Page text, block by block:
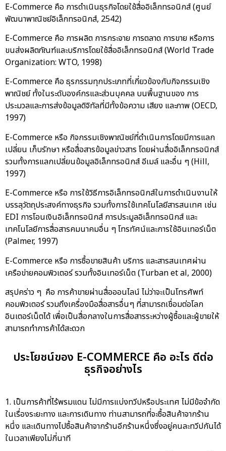
E-Commerce คือ การดำเนินธุรกิจโดยใช้สื่ออิเล็กทรอนิกส์ (ศูนย์
พัฒนาพาณิชย์อิเล็กทรอนิกส์, 2542)
E-Commerce คือ การผลิต การกระจาย การตลาด การขาย หรือการ
ขนส่งผลิตภัณฑ์และบริการโดยใช้สื่ออิเล็กทรอนิกส์ (World Trade
Organization: WTO, 1998)
E-Commerce คือ ธุรกรรมทุกประเภทที่เกี่ยวข้องกับกิจกรรมเชิง
พาณิชย์ ทั้งในระดับองค์กรและส่วนบุคคล บนพื้นฐานของ การ
ประมวลและการส่งข้อมูลดิจิทัลที่มีทั้งข้อความ เสียง และภาพ (OECD,
1997)
E-Commerce หรือ กิจกรรมเชิงพาณิชย์ที่ดำเนินการโดยมีการแลก
เปลี่ยน เก็บรักษา หรือสื่อสารข้อมูลข่าวสาร โดยผ่านสื่ออิเล็กทรอนิกส์
รวมทั้งการแลกเปลี่ยนข้อมูลอิเล็กทรอนิกส์ อีเมล์ และอื่น ๆ (Hill,
1997)
E-Commerce หรือ การใช้วิธีการอิเล็กทรอนิกส์ในการดำเนินงานให้
บรรลุวัตถุประสงค์ทางธุรกิจ รวมทั้งการใช้เทคโนโลยีสารสนเทศ เช่น
EDI การโอนเงินอิเล็กทรอนิกส์ การประมูลอิเล็กทรอนิกส์ และ
เทคโนโลยีการสื่อสารคมนาคมอื่น ๆ โทรทัศน์และการใช้อินเทอร์เน็ต
(Palmer, 1997)
E-Commerce หรือ การซื้อขายสินค้า บริการ และสารสนเทศผ่าน
เครือข่ายคอมพิวเตอร์ รวมทั้งอินเทอร์เน็ต (Turban et al, 2000)
สรุปคร่าว ๆ คือ การค้าขายผ่านสื่อออนไลน์ ไม่ว่าจะเป็นโทรศัพท์
คอมพิวเตอร์ รวมถึงเครื่องมือสื่อสารอื่นๆ ที่สามารถเชื่อมต่อโลก
อินเตอร์เน็ตได้ เพื่อเป็นสื่อกลางในการสื่อสารระหว่างผู้ซื้อและผู้ขายให้
สามารถทำการค้าได้สะดวก
ประโยชน์ของ E-COMMERCE คือ อะไร ดีต่อ
ธุรกิจอย่างไร
1. เป็นการค้าที่ไร้พรมแดน ไม่มีการแบ่งทวีปหรือประเทศ ไม่มีข้อจำกัด
ในเรื่องระยะทาง และการเดินทาง ท่านสามารถที่จะซื้อสินค้าจากร้าน
หนึ่ง และเดินทางไปซื้อสินค้าจากร้านอีกร้านหนึ่งซึ่งอยู่คนละทวีปกันได้
ในเวลาเพียงไม่กี่นาที